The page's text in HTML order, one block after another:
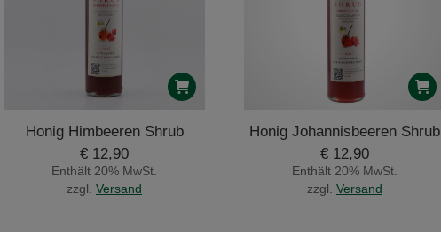
Honig Himbeeren Shrub
€ 12,90
Enthält 20% MwSt.
zzgl. Versand
Honig Johannisbeeren Shrub
€ 12,90
Enthält 20% MwSt.
zzgl. Versand